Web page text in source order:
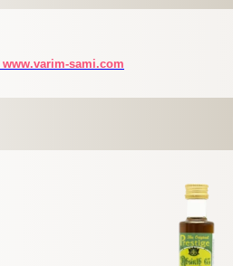
www.varim-sami.com